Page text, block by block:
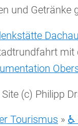
und Getränke
Dachau
mit
(c) Philipp
Tourismus »